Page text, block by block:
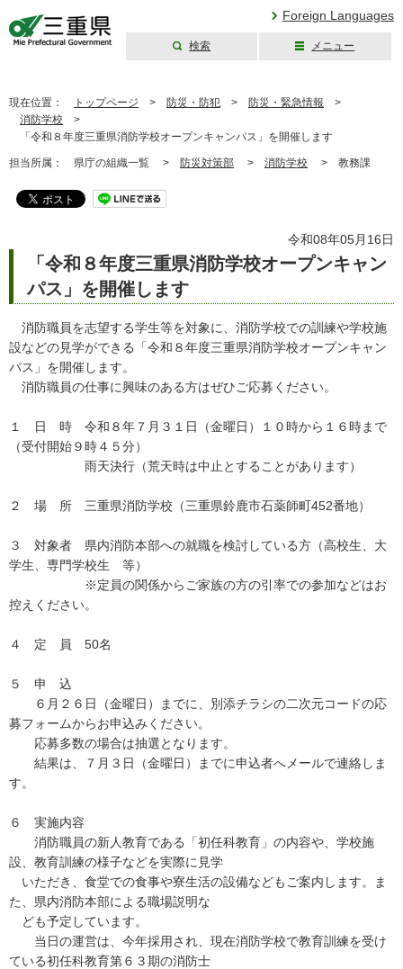
Foreign Languages
検索 メニュー
現在位置： トップページ > 防災・防犯 > 防災・緊急情報 >
消防学校 >
「令和８年度三重県消防学校オープンキャンパス」を開催します
担当所属： 県庁の組織一覧 > 防災対策部 > 消防学校 > 教務課
令和08年05月16日
「令和８年度三重県消防学校オープンキャン
パス」を開催します
消防職員を志望する学生等を対象に、消防学校での訓練や学校施
設などの見学ができる「令和８年度三重県消防学校オープンキャン
パス」を開催します。
消防職員の仕事に興味のある方はぜひご応募ください。
１ 日 時 令和８年７月３１日（金曜日）１０時から１６時まで
（受付開始９時４５分）
雨天決行（荒天時は中止とすることがあります）
２ 場 所 三重県消防学校（三重県鈴鹿市石薬師町452番地）
３ 対象者 県内消防本部への就職を検討している方（高校生、大
学生、専門学校生 等）
※定員の関係からご家族の方の引率での参加などはお
控えください。
４ 定 員 50名
５ 申 込
６月２６日（金曜日）までに、別添チラシの二次元コードの応
募フォームからお申込みください。
応募多数の場合は抽選となります。
結果は、７月３日（金曜日）までに申込者へメールで連絡しま
す。
６ 実施内容
消防職員の新人教育である「初任科教育」の内容や、学校施
設、教育訓練の様子などを実際に見学
いただき、食堂での食事や寮生活の設備などもご案内します。ま
た、県内消防本部による職場説明な
ども予定しています。
当日の運営は、今年採用され、現在消防学校で教育訓練を受け
ている初任科教育第６３期の消防士